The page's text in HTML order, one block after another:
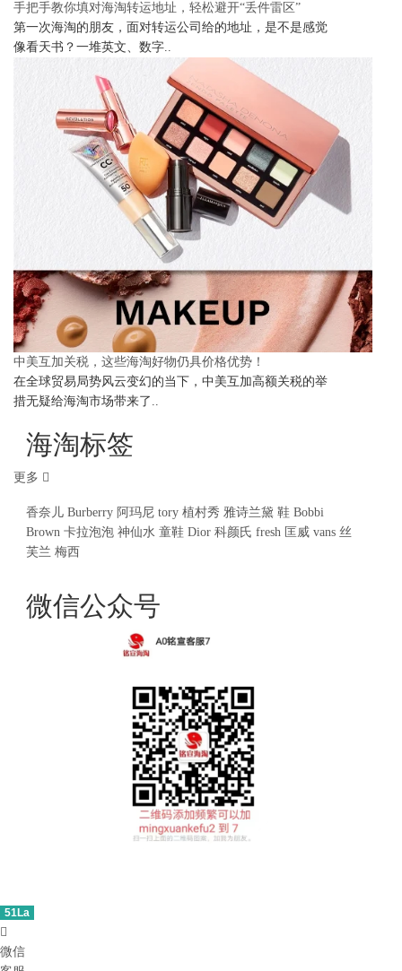
手把手教你填对海淘转运地址，轻松避开“丢件雷区”
第一次海淘的朋友，面对转运公司给的地址，是不是感觉
像看天书？一堆英文、数字..
中美互加关税，这些海淘好物仍具价格优势！
在全球贸易局势风云变幻的当下，中美互加高额关税的举
措无疑给海淘市场带来了..
海淘标签
更多
香奈儿 Burberry 阿玛尼 tory 植村秀 雅诗兰黛 鞋 Bobbi
Brown 卡拉泡泡 神仙水 童鞋 Dior 科颜氏 fresh 匡威 vans 丝
芙兰 梅西
微信公众号
51La

微信